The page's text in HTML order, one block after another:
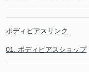
ボディピアスリンク
01. ボディピアスショップ